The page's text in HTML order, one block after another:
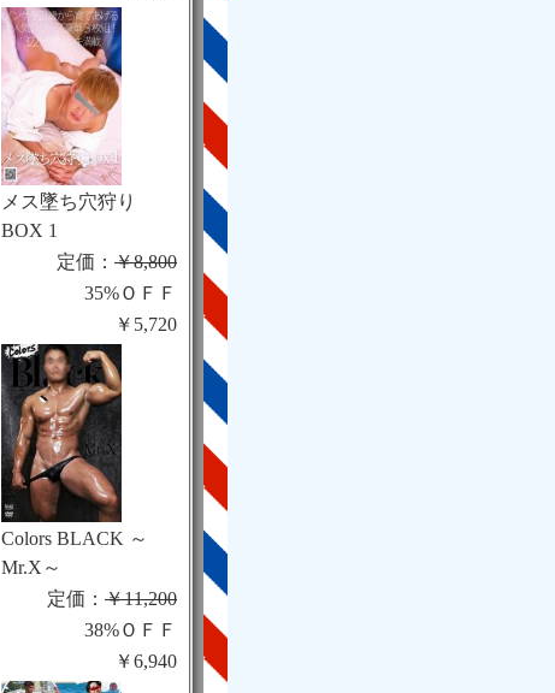
メス墜ち穴狩り
BOX 1
定価： ￥8,800
35%ＯＦＦ
￥5,720
Colors BLACK ～
Mr.X～
定価： ￥11,200
38%ＯＦＦ
￥6,940